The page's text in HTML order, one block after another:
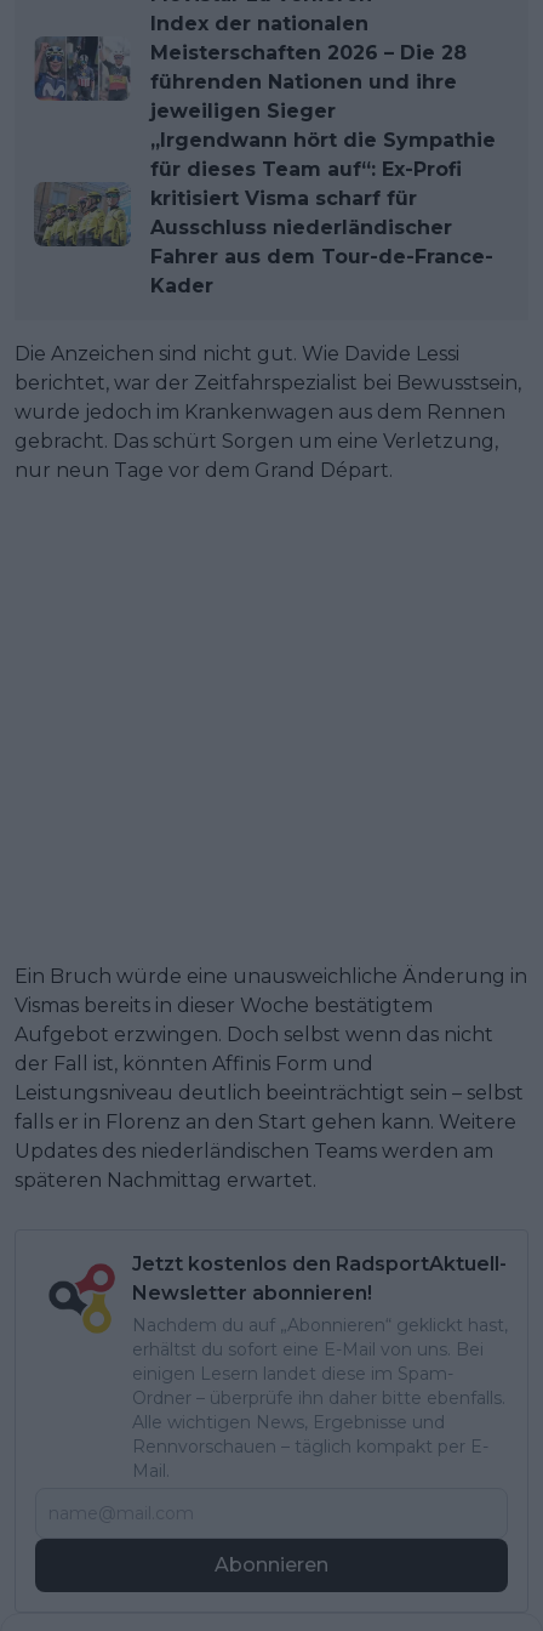
Index der nationalen
Meisterschaften 2026 – Die 28
führenden Nationen und ihre
jeweiligen Sieger
„Irgendwann hört die Sympathie
für dieses Team auf“: Ex-Profi
kritisiert Visma scharf für
Ausschluss niederländischer
Fahrer aus dem Tour-de-France-
Kader
Die Anzeichen sind nicht gut. Wie Davide Lessi
berichtet, war der Zeitfahrspezialist bei Bewusstsein,
wurde jedoch im Krankenwagen aus dem Rennen
gebracht. Das schürt Sorgen um eine Verletzung,
nur neun Tage vor dem Grand Départ.
Ein Bruch würde eine unausweichliche Änderung in
Vismas bereits in dieser Woche bestätigtem
Aufgebot erzwingen. Doch selbst wenn das nicht
der Fall ist, könnten Affinis Form und
Leistungsniveau deutlich beeinträchtigt sein – selbst
falls er in Florenz an den Start gehen kann. Weitere
Updates des niederländischen Teams werden am
späteren Nachmittag erwartet.
Jetzt kostenlos den RadsportAktuell-
Newsletter abonnieren!
Nachdem du auf „Abonnieren“ geklickt hast,
erhältst du sofort eine E-Mail von uns. Bei
einigen Lesern landet diese im Spam-
Ordner – überprüfe ihn daher bitte ebenfalls.
Alle wichtigen News, Ergebnisse und
Rennvorschauen – täglich kompakt per E-
Mail.
Abonnieren